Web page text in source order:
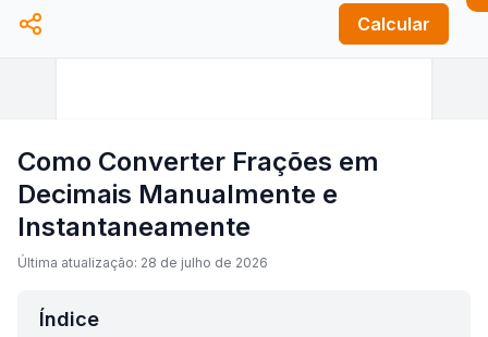
Calcular
Como Converter Frações em
Decimais Manualmente e
Instantaneamente
Última atualização: 28 de julho de 2026
Índice